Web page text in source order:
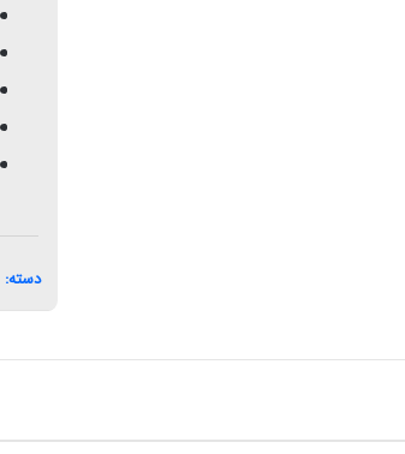
دسته: